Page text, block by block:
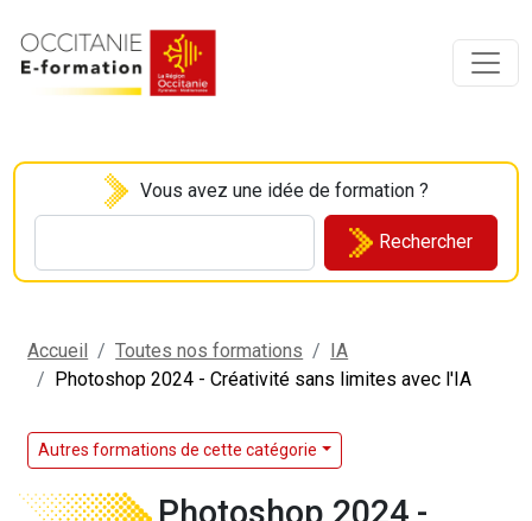
Vous avez une idée de formation ?
Rechercher
Accueil Toutes nos formations
IA
Photoshop 2024 - Créativité sans limites avec l'IA
Autres formations de cette catégorie
Photoshop 2024 -